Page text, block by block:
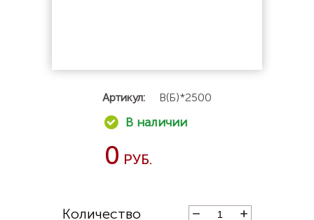
Артикул: В(Б)*2500
0